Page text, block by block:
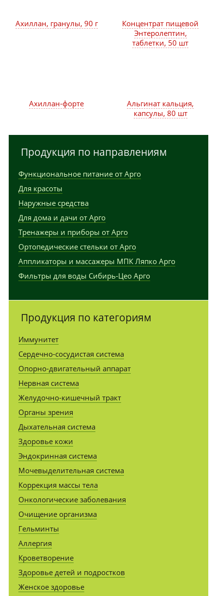
Ахиллан, гранулы, 90 г
Концентрат пищевой
Энтеролептин,
таблетки, 50 шт
Альгинат кальция,
капсулы, 80 шт
Ахиллан-форте
Продукция по направлениям
Функциональное питание от Арго
Для красоты
Наружные средства
Для дома и дачи от Арго
Тренажеры и приборы от Арго
Ортопедические стельки от Арго
Аппликаторы и массажеры МПК Ляпко Арго
Фильтры для воды Сибирь-Цео Арго
Продукция по категориям
Иммунитет
Сердечно-сосудистая система
Опорно-двигательный аппарат
Нервная система
Желудочно-кишечный тракт
Органы зрения
Дыхательная система
Здоровье кожи
Эндокринная система
Мочевыделительная система
Коррекция массы тела
Онкологические заболевания
Очищение организма
Гельминты
Аллергия
Кроветворение
Здоровье детей и подростков
Женское здоровье